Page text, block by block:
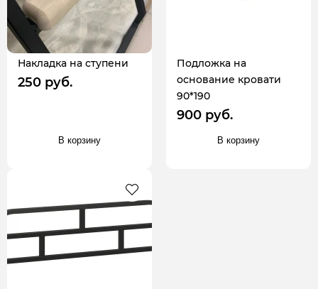
Накладка на ступени
250 руб.
В корзину
Подложка на
основание кровати
90*190
900 руб.
В корзину